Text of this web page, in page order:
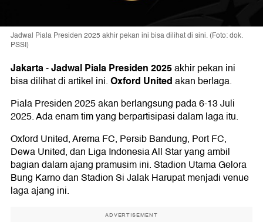
Jadwal Piala Presiden 2025 akhir pekan ini bisa dilihat di sini. (Foto: dok.
PSSI)
Jakarta-Jadwal Piala Presiden 2025akhir pekan ini
bisa dilihat di artikel ini.Oxford Unitedakan berlaga.
Piala Presiden 2025 akan berlangsung pada 6-13 Juli
2025. Ada enam tim yang berpartisipasi dalam laga itu.
Oxford United, Arema FC, Persib Bandung, Port FC,
Dewa United, dan Liga Indonesia All Star yang ambil
bagian dalam ajang pramusim ini. Stadion Utama Gelora
Bung Karno dan Stadion Si Jalak Harupat menjadi venue
laga ajang ini.
ADVERTISEMENT